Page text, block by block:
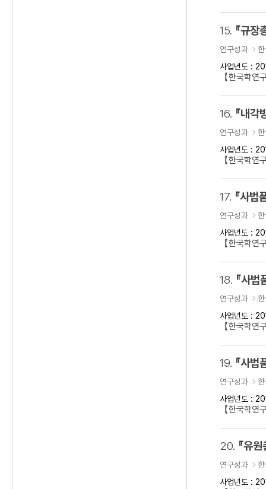
15. 『규장
연구성과
사업년도 :
【한국학
16. 『내각
연구성과
사업년도 :
【한국학
17. 『사
연구성과
사업년도 :
【한국학
18. 『사
연구성과
사업년도 :
【한국학
19. 『사법
연구성과
사업년도 :
【한국학
20. 『유
연구성과
사업년도 :